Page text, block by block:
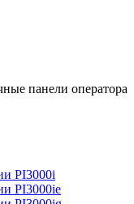
панели оператора
PI3000i
PI3000ie